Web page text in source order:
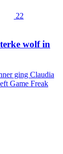
22
wolf in
ging Claudia
Game Freak